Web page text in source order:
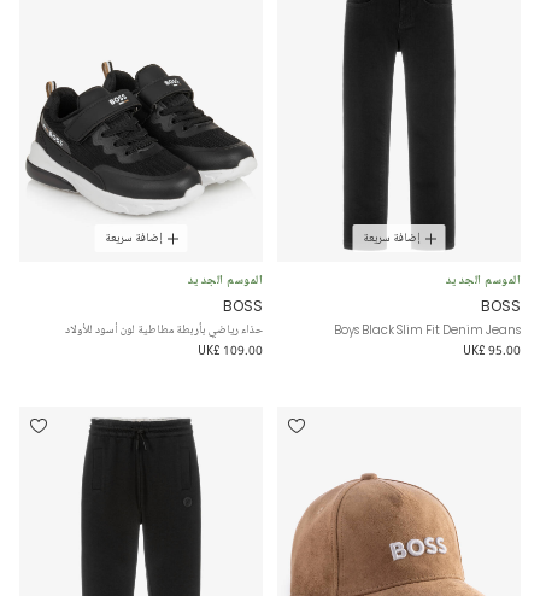
إضافة سريعة
الموسم الجديد
BOSS
Boys Black Slim Fit Denim Jeans
UK£ 95.00
إضافة سريعة
الموسم الجديد
BOSS
حذاء رياضي بأربطة مطاطية لون أسود للأولاد
UK£ 109.00